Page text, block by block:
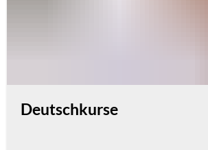
Deutschkurse